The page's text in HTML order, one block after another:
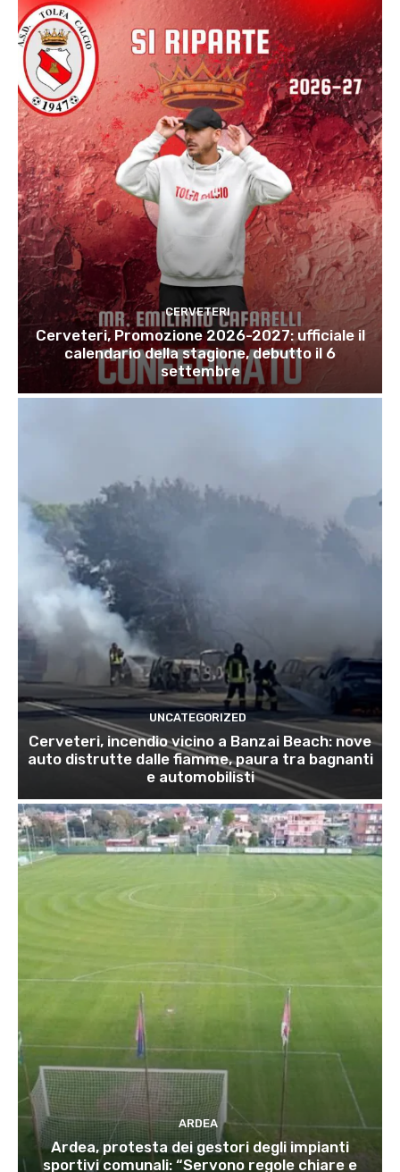
CERVETERI
Cerveteri, Promozione 2026-2027: ufficiale il
calendario della stagione, debutto il 6
settembre
UNCATEGORIZED
Cerveteri, incendio vicino a Banzai Beach: nove
auto distrutte dalle fiamme, paura tra bagnanti
e automobilisti
ARDEA
Ardea, protesta dei gestori degli impianti
sportivi comunali: “Servono regole chiare e